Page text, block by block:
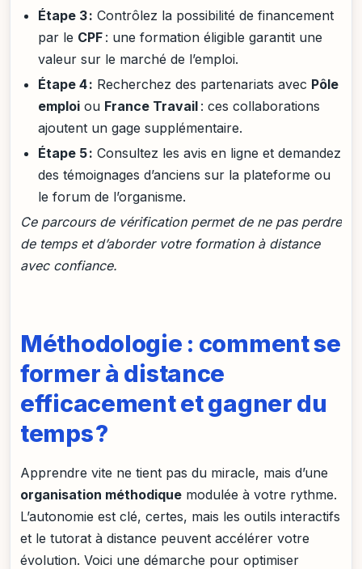
Étape 3 : Contrôlez la possibilité de financement
par le CPF : une formation éligible garantit une
valeur sur le marché de l’emploi.
Étape 4 : Recherchez des partenariats avec Pôle
emploi ou France Travail : ces collaborations
ajoutent un gage supplémentaire.
Étape 5 : Consultez les avis en ligne et demandez
des témoignages d’anciens sur la plateforme ou
le forum de l’organisme.
Ce parcours de vérification permet de ne pas perdre
de temps et d’aborder votre formation à distance
avec confiance.
Méthodologie : comment se
former à distance
efficacement et gagner du
temps ?
Apprendre vite ne tient pas du miracle, mais d’une
organisation méthodique modulée à votre rythme.
L’autonomie est clé, certes, mais les outils interactifs
et le tutorat à distance peuvent accélérer votre
évolution. Voici une démarche pour optimiser